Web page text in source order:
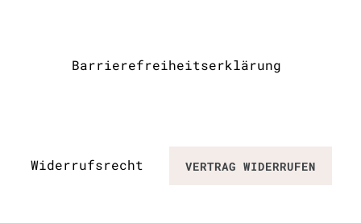
Barrierefreiheitserklärung
Widerrufs­recht VERTRAG WIDERRUFEN